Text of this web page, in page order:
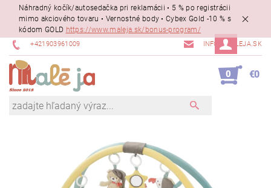
Náhradný kočík/autosedačka pri reklamácii • 5 % po registrácii
mimo akciového tovaru • Vernostné body • Cybex Gold -10 % s
kódom GOLD https://www.maleja.sk/bonus-program/
+421903961009 INFO@MALEJA.SK
0 €0